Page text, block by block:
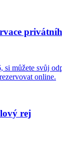
si můžete svůj
online.
rej